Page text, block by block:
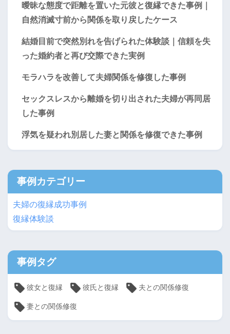
曖昧な態度で距離を置いた元彼と復縁できた事例｜
自然消滅寸前から関係を取り戻したケース
結婚目前で突然別れを告げられた体験談｜信頼を失
った婚約者と再び交際できた実例
モラハラを改善して夫婦関係を修復した事例
セックスレスから離婚を切り出された夫婦が再同居
した事例
浮気を疑われ別居した妻と関係を修復できた事例
事例カテゴリー
夫婦の復縁成功事例
復縁体験談
事例タグ
彼女と復縁 彼氏と復縁 夫との関係修復
妻との関係修復